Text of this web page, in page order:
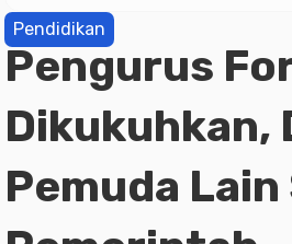
Pendidikan
Pengurus
Dikukuhkan,
Pemuda